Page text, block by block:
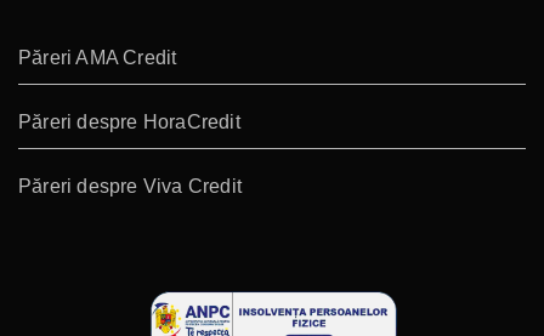
Păreri AMA Credit
Păreri despre HoraCredit
Păreri despre Viva Credit